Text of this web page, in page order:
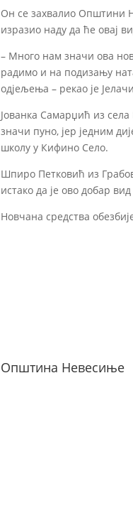
Он се захвалио Општини
изразио наду да ће овај
– Много нам значи ова
радимо и на подизању
одјељења – рекао је
Јованка Самарџић из
значи пуно, јер једним
школу у Кифино Село.
Шпиро Петковић из
истако да је ово добар
Новчана средства
Општина Невесиње